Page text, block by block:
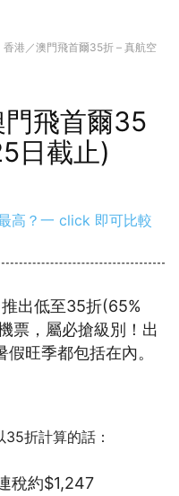
香港／澳門飛首爾35折 – 真航空
門飛首爾35
日截止)
高？一 click 即可比較
出低至35折(65%
票，屬必搶級別！出
旺季都包括在內。
折計算的話：
稅約$1,247